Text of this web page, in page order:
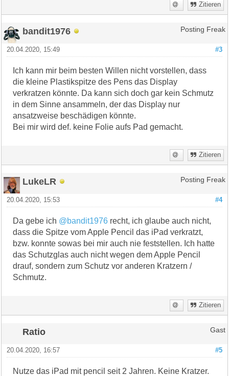
Zitieren
bandit1976 Posting Freak
#3
20.04.2020, 15:49
Ich kann mir beim besten Willen nicht vorstellen, dass
die kleine Plastikspitze des Pens das Display
verkratzen könnte. Da kann sich doch gar kein Schmutz
in dem Sinne ansammeln, der das Display nur
ansatzweise beschädigen könnte.
Bei mir wird def. keine Folie aufs Pad gemacht.
Zitieren
LukeLR Posting Freak
#4
20.04.2020, 15:53
Da gebe ich @bandit1976 recht, ich glaube auch nicht,
dass die Spitze vom Apple Pencil das iPad verkratzt,
bzw. konnte sowas bei mir auch nie feststellen. Ich hatte
das Schutzglas auch nicht wegen dem Apple Pencil
drauf, sondern zum Schutz vor anderen Kratzern /
Schmutz.
Zitieren
Ratio Gast
#5
20.04.2020, 16:57
Nutze das iPad mit pencil seit 2 Jahren. Keine Kratzer.